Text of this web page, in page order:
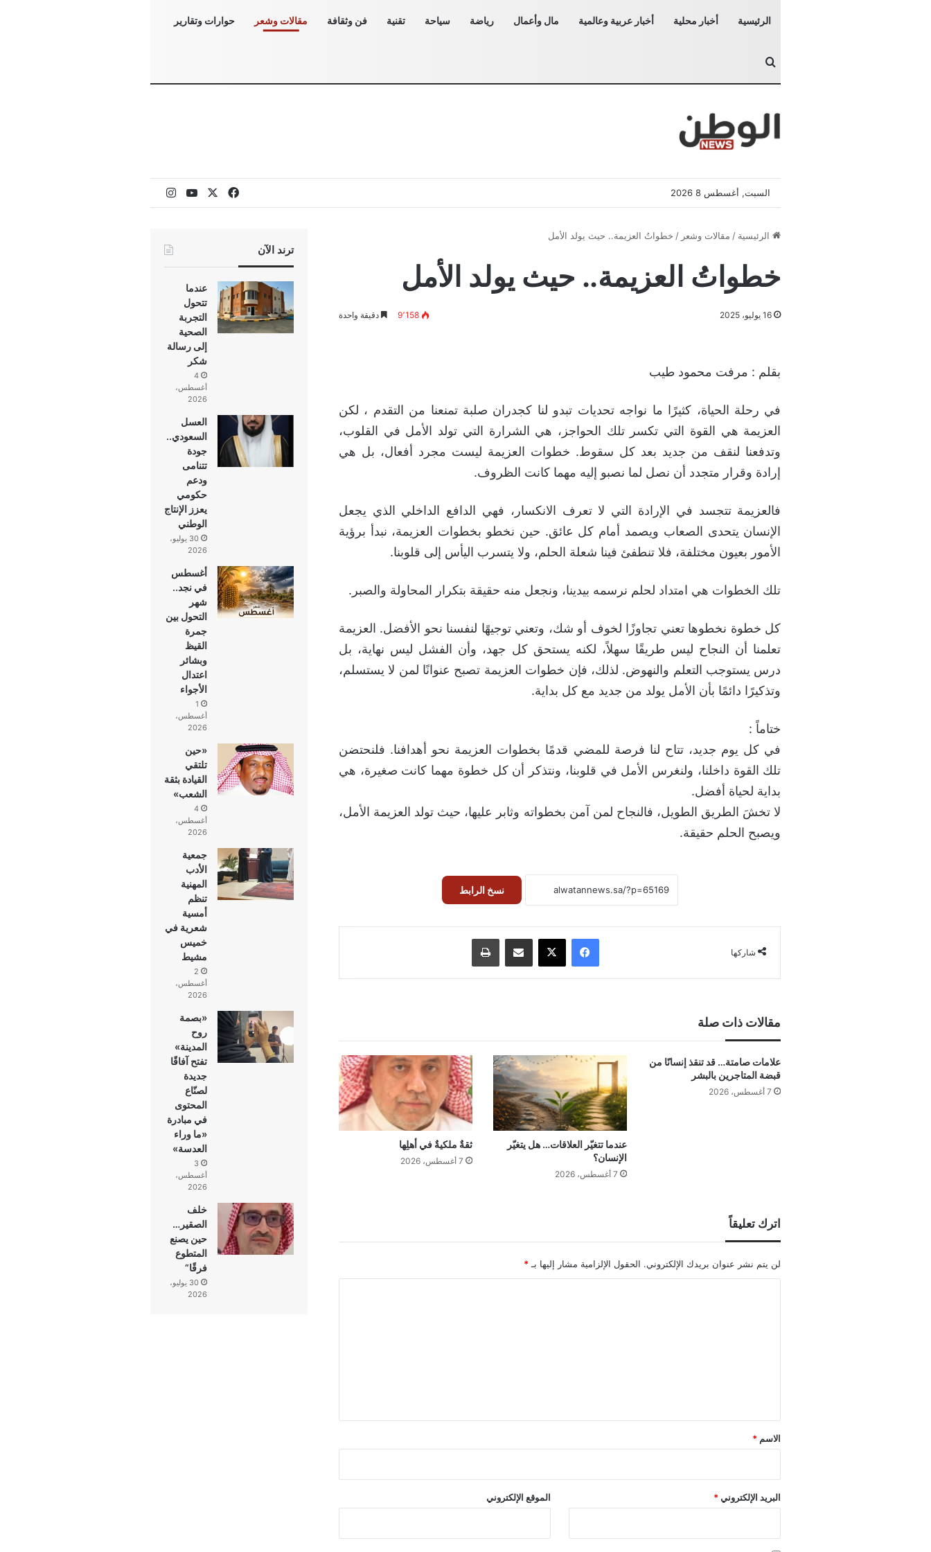
الرئيسية أخبار محلية أخبار عربية وعالمية مال وأعمال رياضة سياحة تقنية فن وثقافة مقالات وشعر حوارات وتقارير
بحث عن
السبت, أغسطس 8 2026 فيسبوك ‫YouTubeانستقرام
الرئيسية / مقالات وشعر / خطواتُ العزيمة.. حيث يولد الأمل
خطواتُ العزيمة.. حيث يولد الأمل
16 يوليو، 2025 9٬158 دقيقة واحدة
بقلم : مرفت محمود طيب
في رحلة الحياة، كثيرًا ما نواجه تحديات تبدو لنا كجدران صلبة تمنعنا من التقدم ، لكن
العزيمة هي القوة التي تكسر تلك الحواجز، هي الشرارة التي تولد الأمل في القلوب،
وتدفعنا لنقف من جديد بعد كل سقوط. خطوات العزيمة ليست مجرد أفعال، بل هي
إرادة وقرار متجدد أن نصل لما نصبو إليه مهما كانت الظروف.
فالعزيمة تتجسد في الإرادة التي لا تعرف الانكسار، فهي الدافع الداخلي الذي يجعل
الإنسان يتحدى الصعاب ويصمد أمام كل عائق. حين نخطو بخطوات العزيمة، نبدأ برؤية
الأمور بعيون مختلفة، فلا تنطفئ فينا شعلة الحلم، ولا يتسرب اليأس إلى قلوبنا.
تلك الخطوات هي امتداد لحلم نرسمه بيدينا، ونجعل منه حقيقة بتكرار المحاولة والصبر.
كل خطوة نخطوها تعني تجاوزًا لخوف أو شك، وتعني توجيهًا لنفسنا نحو الأفضل. العزيمة
تعلمنا أن النجاح ليس طريقًا سهلاً، لكنه يستحق كل جهد، وأن الفشل ليس نهاية، بل
درس يستوجب التعلم والنهوض. لذلك، فإن خطوات العزيمة تصبح عنوانًا لمن لا يستسلم،
وتذكيرًا دائمًا بأن الأمل يولد من جديد مع كل بداية.
ختاماً :
في كل يوم جديد، تتاح لنا فرصة للمضي قدمًا بخطوات العزيمة نحو أهدافنا. فلنحتضن
تلك القوة داخلنا، ولنغرس الأمل في قلوبنا، ونتذكر أن كل خطوة مهما كانت صغيرة، هي
بداية لحياة أفضل.
لا تخشَ الطريق الطويل، فالنجاح لمن آمن بخطواته وثابر عليها، حيث تولد العزيمة الأمل،
ويصبح الحلم حقيقة.
نسخ الرابط
شاركها
فيسبوك ‫X مشاركة عبر البريد طباعة
مقالات ذات صلة
علامات صامتة… قد تنقذ إنسانًا من
قبضة المتاجرين بالبشر
7 أغسطس، 2026
عندما تتغيّر العلاقات… هل يتغيّر
الإنسان؟
7 أغسطس، 2026
ثقةٌ ملكيةٌ في أهلِها
7 أغسطس، 2026
اترك تعليقاً
لن يتم نشر عنوان بريدك الإلكتروني. الحقول الإلزامية مشار إليها بـ *
*
الاسم *
البريد الإلكتروني* الموقع الإلكتروني
ترند الآن
عندما
تتحول
التجربة
الصحية
إلى رسالة
شكر
4
أغسطس،
2026
العسل
السعودي..
جودة
تتنامى
ودعم
حكومي
يعزز الإنتاج
الوطني
30 يوليو،
2026
أغسطس
في نجد..
شهر
التحول بين
جمرة
القيظ
وبشائر
اعتدال
الأجواء
1
أغسطس،
2026
«حين
تلتقي
القيادة بثقة
الشعب»
4
أغسطس،
2026
جمعية
الأدب
المهنية
تنظم
أمسية
شعرية في
خميس
مشيط
2
أغسطس،
2026
«بصمة
روح
المدينة»
تفتح آفاقًا
جديدة
لصنّاع
المحتوى
في مبادرة
«ما وراء
العدسة»
3
أغسطس،
2026
خلف
الصقير…
حين يصنع
المتطوع
فرقًا”
30 يوليو،
2026